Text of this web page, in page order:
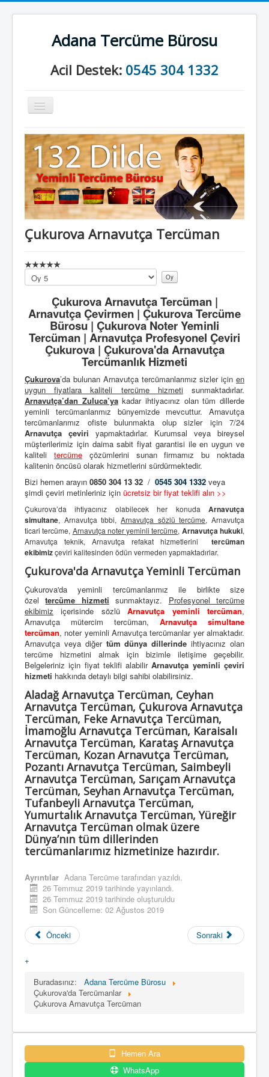
Adana Tercüme Bürosu
Acil Destek: 0545 304 1332
Gezinme
geçişini
Anasayfa
Kurumsal
Neler Yapıyoruz?
İletişim
Çukurova Arnavutça Tercüman
Lütfen
oylayın
Çukurova Arnavutça Tercüman |
Arnavutça Çevirmen | Çukurova Tercüme
Bürosu | Çukurova Noter Yeminli
Tercüman | Arnavutça Profesyonel Çeviri
Çukurova | Çukurova'da Arnavutça
Tercümanlık Hizmeti
Çukurova’da bulunan Arnavutça tercümanlarımız sizler için en
uygun fiyatlara kaliteli tercüme hizmetisunmaktadırlar.
Arnavutça’dan Zuluca’yakadar ihtiyacınız olan tüm dillerde
yeminli tercümanlarımız bünyemizde mevcuttur. Arnavutça
tercümanlarımız ofiste bulunmakta olup sizler için 7/24
Arnavutça çeviri yapmaktadırlar. Kurumsal veya bireysel
müşterilerimiz için daima sabit fiyat garantisi ile en uygun ve
kaliteli tercümeçözümlerini sunan firmamız bu noktada
kalitenin öncüsü olarak hizmetlerini sürdürmektedir.
Bizi hemen arayın 0850 304 13 32 / 0545 304 1332 veya
şimdi çeviri metinleriniz için ücretsiz bir fiyat teklifi alın >>
Çukurova’da ihtiyacınız olabilecek her konuda Arnavutça
simultane, Arnavutça tıbbi, Arnavutça sözlü tercüme, Arnavutça
ticari tercüme, Arnavutça noter yeminli tercüme, Arnavutça hukuki,
Arnavutça teknik, Arnavutça refakat hizmetlerini
tercüman
ekibimizçeviri kalitesinden ödün vermeden yapmaktadırlar.
Çukurova'da Arnavutça Yeminli Tercüman
Çukurova'da yeminli tercümanlarımız ile birlikte size
özeltercüme hizmeti sunmaktayız. Profesyonel tercüme
ekibimiz içerisinde sözlüArnavutça yeminli tercüman,
Arnavutça mütercim tercüman, Arnavutça simultane
tercüman, noter yeminli Arnavutça tercümanlar yer almaktadır.
Arnavutça veya diğer tüm dünya dillerinde ihtiyacınız olan
tercüme hizmetini almak için bizimle iletişime geçebilir.
Belgeleriniz için fiyat teklifi alabilirArnavutça yeminli çeviri
hizmeti hakkında detaylı bilgi sahibi olabilirsiniz.
Aladağ Arnavutça Tercüman, Ceyhan
Arnavutça Tercüman, Çukurova Arnavutça
Tercüman, Feke Arnavutça Tercüman,
İmamoğlu Arnavutça Tercüman, Karaisalı
Arnavutça Tercüman, Karataş Arnavutça
Tercüman, Kozan Arnavutça Tercüman,
Pozantı Arnavutça Tercüman, Saimbeyli
Arnavutça Tercüman, Sarıçam Arnavutça
Tercüman, Seyhan Arnavutça Tercüman,
Tufanbeyli Arnavutça Tercüman,
Yumurtalık Arnavutça Tercüman, Yüreğir
Arnavutça Tercüman olmak üzere
Dünya’nın tüm dillerinden
tercümanlarımız hizmetinize hazırdır.
Ayrıntılar Adana Tercüme tarafından yazıldı.
26 Temmuz 2019 tarihinde yayınlandı.
26 Temmuz 2019 tarihinde oluşturuldu
Son Güncelleme: 02 Ağustos 2019
Önceki Sonraki
+
Buradasınız:
Adana Tercüme Bürosu
Çukurova'da Tercümanlar
Çukurova Arnavutça Tercüman
Hemen Ara
WhatsApp